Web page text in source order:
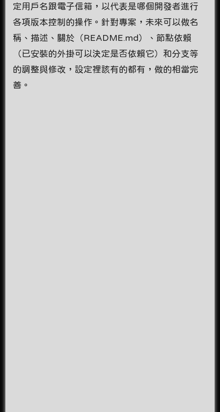
定用戶名跟電子信箱，以代表是哪個開發者進行
各項版本控制的操作。針對專案，未來可以做名
稱、描述、關於（README.md）、節點依賴
（已安裝的外掛可以決定是否依賴它）和分支等
的調整與修改，設定裡該有的都有，做的相當完
善。